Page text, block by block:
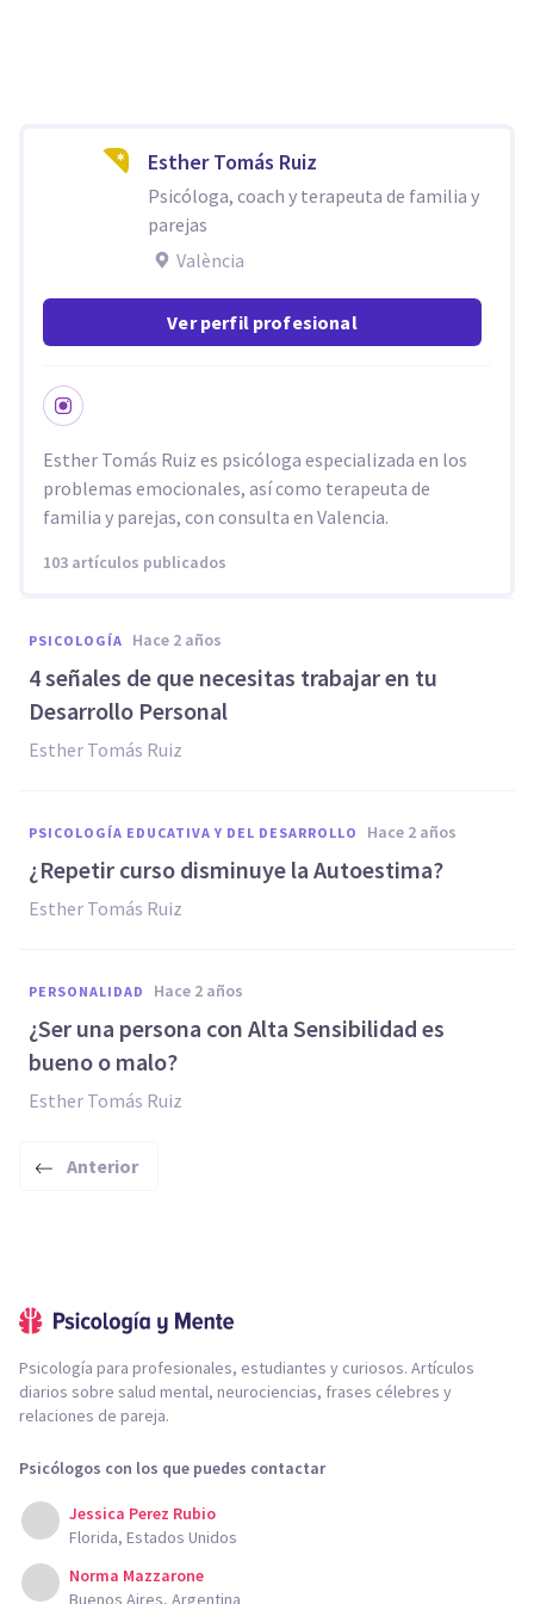
Esther Tomás Ruiz
Psicóloga, coach y terapeuta de familia y
parejas
València
Ver perfil profesional
Esther Tomás Ruiz es psicóloga especializada en los
problemas emocionales, así como terapeuta de
familia y parejas, con consulta en Valencia.
103 artículos publicados
PSICOLOGÍA hace 2 años
4 señales de que necesitas trabajar en tu
Desarrollo Personal
Esther Tomás Ruiz
PSICOLOGÍA EDUCATIVA Y DEL DESARROLLO hace 2 años
¿Repetir curso disminuye la Autoestima?
Esther Tomás Ruiz
PERSONALIDAD hace 2 años
¿Ser una persona con Alta Sensibilidad es
bueno o malo?
Esther Tomás Ruiz
Anterior
Psicología para profesionales, estudiantes y curiosos. Artículos
diarios sobre salud mental, neurociencias, frases célebres y
relaciones de pareja.
Psicólogos con los que puedes contactar
Jessica Perez Rubio
Florida, Estados Unidos
Norma Mazzarone
Buenos Aires, Argentina